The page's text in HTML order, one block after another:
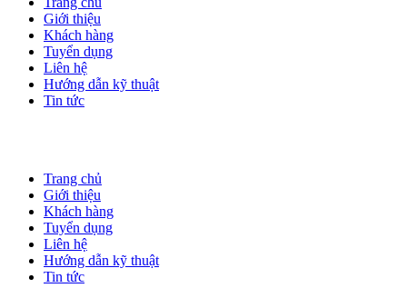
Giới thiệu
Khách hàng
Tuyển dụng
Liên hệ
Hướng dẫn kỹ thuật
Tin tức
Trang chủ
Giới thiệu
Khách hàng
Tuyển dụng
Liên hệ
Hướng dẫn kỹ thuật
Tin tức